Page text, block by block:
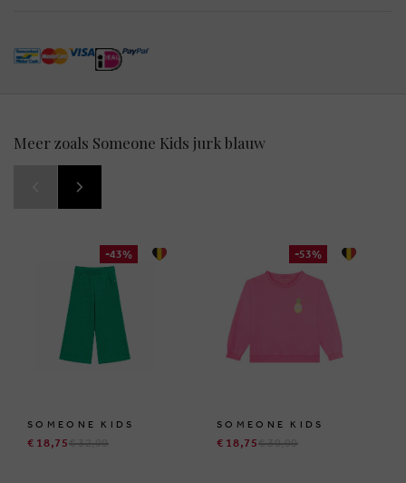
Meer zoals Someone Kids jurk blauw
-43%
SOMEONE KIDS
€ 18,75€ 32,99
-53%
SOMEONE KIDS
€ 18,75€ 39,99